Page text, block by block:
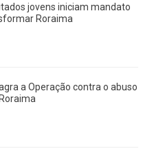
jovens iniciam mandato
Roraima
a Operação contra o abuso